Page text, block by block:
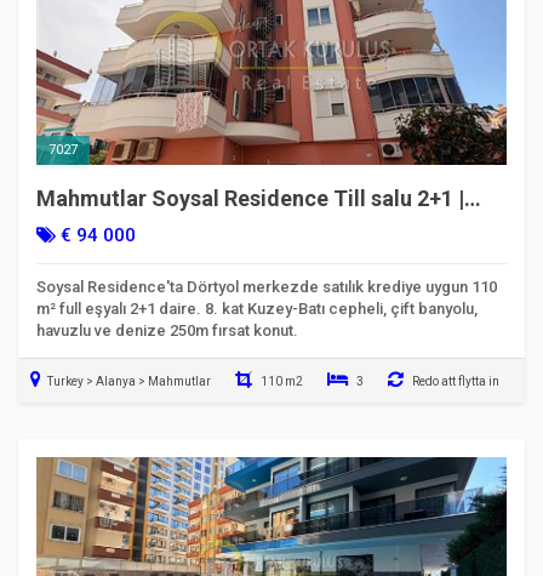
7027
Mahmutlar Soysal Residence Till salu 2+1 |
Dörtyol Mevkii | Lånefinansierbar
€ 94 000
Soysal Residence'ta Dörtyol merkezde satılık krediye uygun 110
m² full eşyalı 2+1 daire. 8. kat Kuzey-Batı cepheli, çift banyolu,
havuzlu ve denize 250m fırsat konut.
Turkey > Alanya > Mahmutlar 110 m2 3 Redo att flytta in